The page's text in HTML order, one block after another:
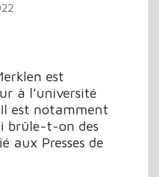
est
à l’université
est notamment
brûle-t-on des
aux Presses de